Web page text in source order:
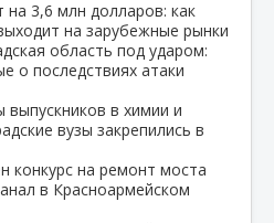
на 3,6 млн долларов: как
на зарубежные рынки
область под ударом:
о последствиях атаки
выпускников в химии и
вузы закрепились в
конкурс на ремонт моста
в Красноармейском